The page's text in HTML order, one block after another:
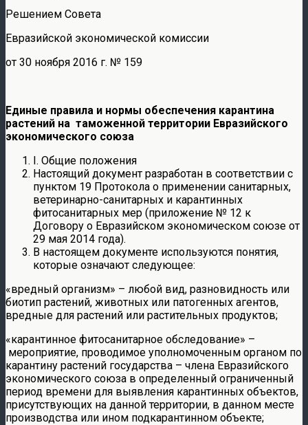
Решением Совета
Евразийской экономической комиссии
от 30 ноября 2016 г. № 159
Единые правила и нормы обеспечения карантина
растений на таможенной территории Евразийского
экономического союза
I. Общие положения
Настоящий документ разработан в соответствии с
пунктом 19 Протокола о применении санитарных,
ветеринарно-санитарных и карантинных
фитосанитарных мер (приложение № 12 к
Договору о Евразийском экономическом союзе от
29 мая 2014 года).
В настоящем документе используются понятия,
которые означают следующее:
«вредный организм» – любой вид, разновидность или
биотип растений, животных или патогенных агентов,
вредные для растений или растительных продуктов;
«карантинное фитосанитарное обследование» –
мероприятие, проводимое уполномоченным органом по
карантину растений государства – члена Евразийского
экономического союза в определенный ограниченный
период времени для выявления карантинных объектов,
присутствующих на данной территории, в данном месте
производства или ином подкарантинном объекте;